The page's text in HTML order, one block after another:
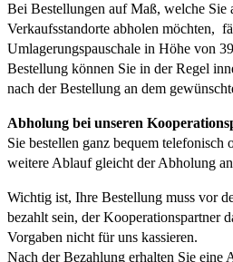
Bei Bestellungen auf Maß, welche Sie
Verkaufsstandorte abholen möchten,
Umlagerungspauschale in Höhe von
Bestellung können Sie in der Regel
nach der Bestellung an dem
Abholung bei unseren
Sie bestellen ganz bequem telefonisch
weitere Ablauf gleicht der Abholung
Wichtig ist, Ihre Bestellung muss vor
bezahlt sein, der Kooperationspartner
Vorgaben nicht für uns kassieren.
Nach der Bezahlung erhalten Sie eine